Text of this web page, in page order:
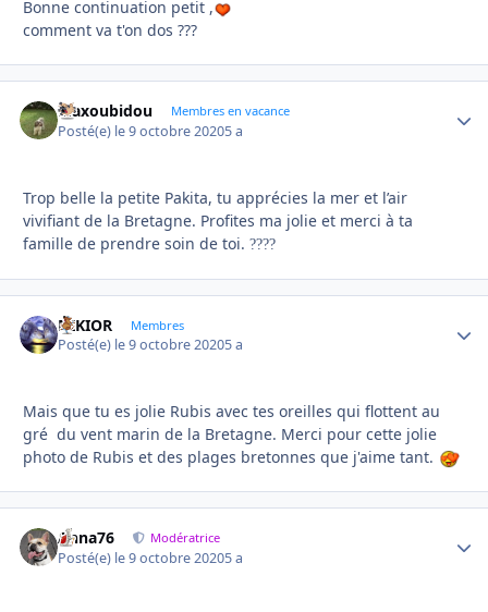
Bonne continuation petit ,
comment va t'on dos ???
Maxoubidou Membres en vacance
Posté(e) le 9 octobre 20205 a
Trop belle la petite Pakita, tu apprécies la mer et l’air
vivifiant de la Bretagne. Profites ma jolie et merci à ta
famille de prendre soin de toi. ????
NIKIOR Membres
Posté(e) le 9 octobre 20205 a
Mais que tu es jolie Rubis avec tes oreilles qui flottent au
gré du vent marin de la Bretagne. Merci pour cette jolie
photo de Rubis et des plages bretonnes que j'aime tant.
Anna76 Modératrice
Posté(e) le 9 octobre 20205 a